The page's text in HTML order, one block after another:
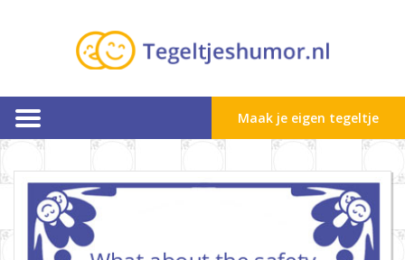
Maak je eigen tegeltje